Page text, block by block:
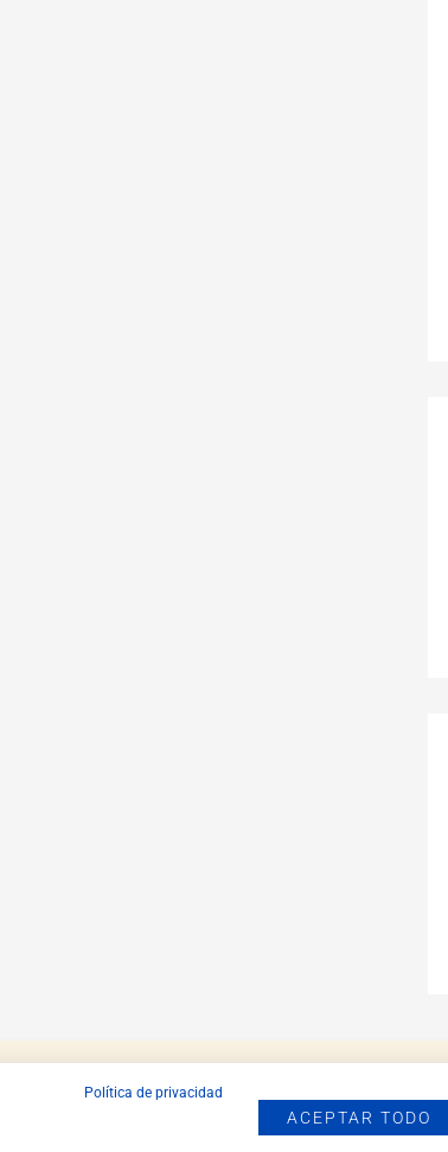
Política de privacidad
ACEPTAR TODO